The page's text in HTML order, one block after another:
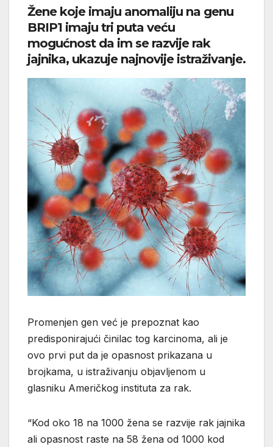
Žene koje imaju anomaliju na genu
BRIP1 imaju tri puta veću
mogućnost da im se razvije rak
jajnika, ukazuje najnovije istraživanje.
Promenjen gen već je prepoznat kao
predisponirajući činilac tog karcinoma, ali je
ovo prvi put da je opasnost prikazana u
brojkama, u istraživanju objavljenom u
glasniku Američkog instituta za rak.
“Kod oko 18 na 1000 žena se razvije rak jajnika
ali opasnost raste na 58 žena od 1000 kod